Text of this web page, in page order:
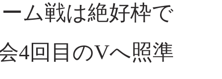
ム戦は絶好枠で
4回目のVへ照準